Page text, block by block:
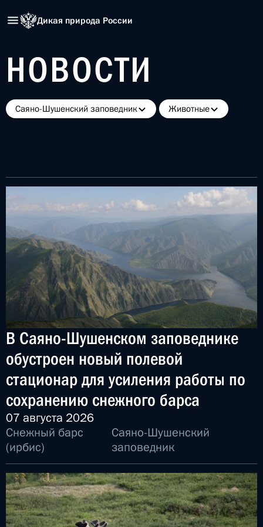
Дикая природа России
НОВОСТИ
Саяно-Шушенский заповедник Животные
В Саяно-Шушенском заповеднике
обустроен новый полевой
стационар для усиления работы по
сохранению снежного барса
07 августа 2026
Снежный барс
(ирбис)
Саяно-Шушенский
заповедник